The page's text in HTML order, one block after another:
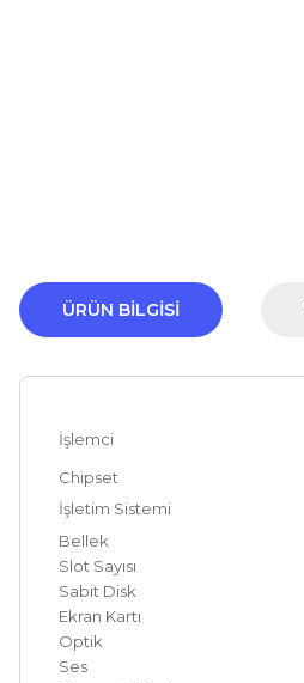
ÜRÜN BILGISI
İşlemci
Chipset
İşletim Sistemi
Bellek
Slot Sayısı
Sabit Disk
Ekran Kartı
Optik
Ses